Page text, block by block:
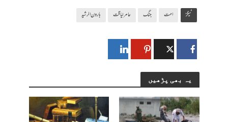
ٹیگز امت جنگ عامر لیاقت ہارون الرشید
یہ بھی پڑھیں